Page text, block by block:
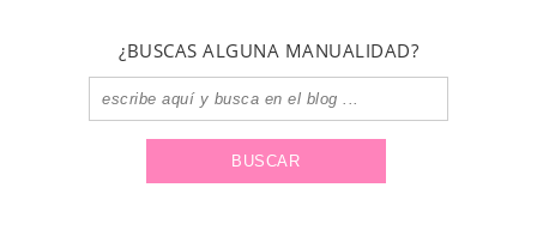
¿BUSCAS ALGUNA MANUALIDAD?